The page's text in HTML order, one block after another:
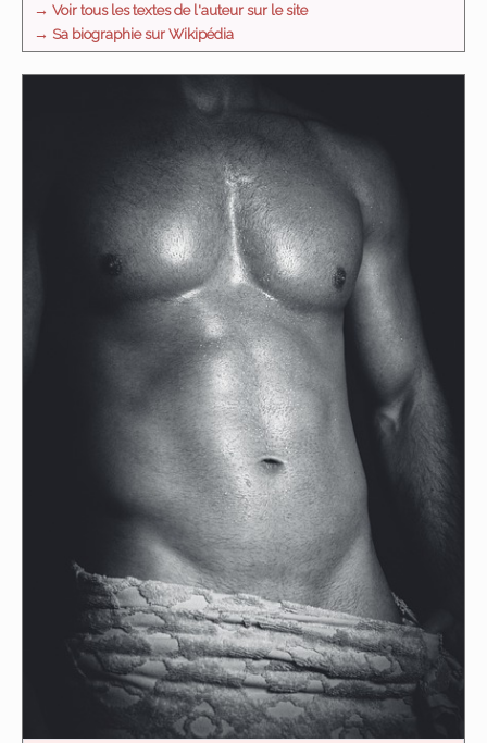
→ Voir tous les textes de l'auteur sur le site
→ Sa biographie sur Wikipédia